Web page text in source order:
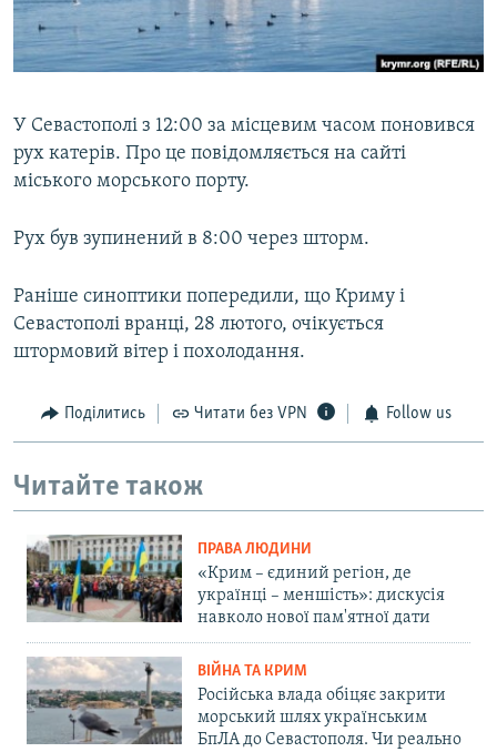
ВІДЕОУРОКИ «ELIFBE»
СВІДЧЕННЯ ОКУПАЦІЇ
Русский
Qırımtatar
Усі сайти RFE/RL
У Севастополі з 12:00 за місцевим часом поновився
рух катерів. Про це повідомляється на сайті
міського морського порту.
Рух був зупинений в 8:00 через шторм.
Раніше синоптики попередили, що Криму і
Севастополі вранці, 28 лютого, очікується
штормовий вітер і похолодання.
Поділитись Читати без VPN Follow us
Читайте також
ПРАВА ЛЮДИНИ
«Крим – єдиний регіон, де
українці – меншість»: дискусія
навколо нової пам'ятної дати
ВІЙНА ТА КРИМ
Російська влада обіцяє закрити
морський шлях українським
БпЛА до Севастополя. Чи реально